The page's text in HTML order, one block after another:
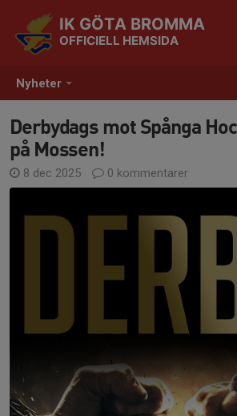
Nyheter
IK GÖTA BROMMA
OFFICIELL HEMSIDA
Derbydags mot Spånga
på Mossen!
8 dec 2025 0 kommentarer